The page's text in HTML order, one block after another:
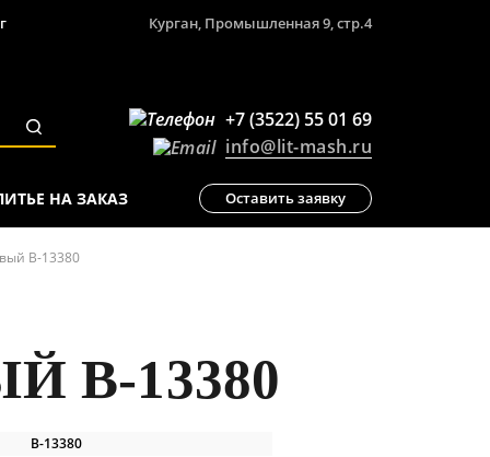
Курган, Промышленная 9, стр.4
+7 (3522) 55 01 69
info@lit-mash.ru
НА ЗАКАЗ Оставить заявку
В-13380
В-13380
В-13380